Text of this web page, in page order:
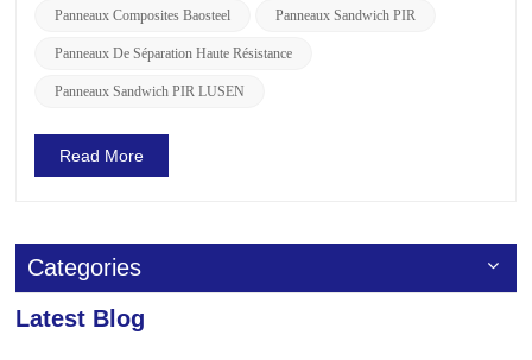
Panneaux Composites Baosteel Panneaux Sandwich PIR
Panneaux De Séparation Haute Résistance
Panneaux Sandwich PIR LUSEN
Read More
Categories
Latest Blog